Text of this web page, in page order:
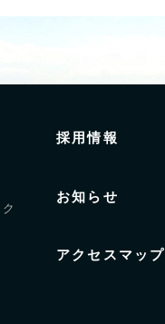
採用情報
お知らせ
アクセスマップ